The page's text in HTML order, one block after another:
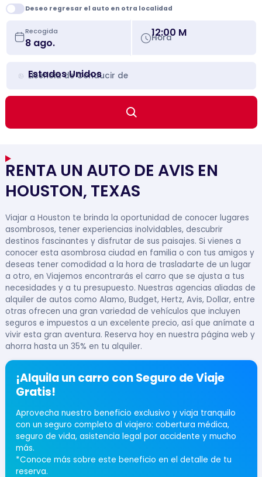
Deseo regresar el auto en otra localidad
Recogida
Hora
12:00 M
Licencia de Conducir de
Estados Unidos
RENTA UN AUTO DE AVIS EN
HOUSTON, TEXAS
Viajar a Houston te brinda la oportunidad de conocer lugares
asombrosos, tener experiencias inolvidables, descubrir
destinos fascinantes y disfrutar de sus paisajes. Si vienes a
conocer esta asombrosa ciudad en familia o con tus amigos y
deseas tener comodidad a la hora de trasladarte de un lugar
a otro, en Viajemos encontrarás el carro que se ajusta a tus
necesidades y a tu presupuesto. Nuestras agencias aliadas de
alquiler de autos como Alamo, Budget, Hertz, Avis, Dollar, entre
otras ofrecen una gran variedad de vehículos que incluyen
seguros e impuestos a un excelente precio, así que anímate a
vivir esta gran aventura. Reserva hoy en nuestra página web y
ahorra hasta un 35% en tu alquiler.
¡Alquila un carro con Seguro de Viaje
Gratis!
Aprovecha nuestro beneficio exclusivo y viaja tranquilo
con un seguro completo al viajero: cobertura médica,
seguro de vida, asistencia legal por accidente y mucho
más.
*Conoce más sobre este beneficio en el detalle de tu
reserva.